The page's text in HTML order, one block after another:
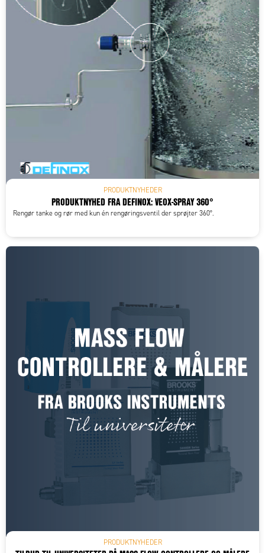
PRODUKTNYHEDER
PRODUKTNYHED FRA DEFINOX: VEOX-SPRAY 360°
Rengør tanke og rør med kun én rengøringsventil der sprøjter 360°.
PRODUKTNYHEDER